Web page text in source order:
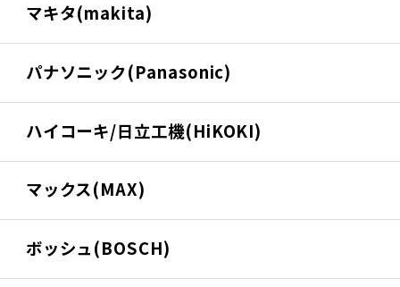
マキタ(makita)
パナソニック(Panasonic)
ハイコーキ/日立工機(HiKOKI)
マックス(MAX)
ボッシュ(BOSCH)